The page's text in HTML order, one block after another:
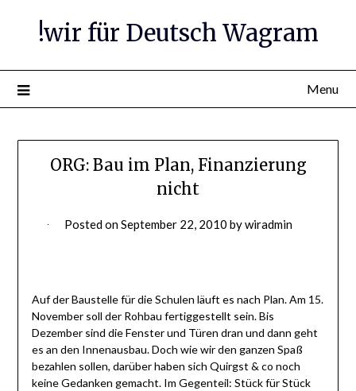
!wir für Deutsch Wagram
Menu
ORG: Bau im Plan, Finanzierung
nicht
Posted onSeptember 22, 2010 bywiradmin
Auf der Baustelle für die Schulen läuft es nach Plan. Am 15.
November soll der Rohbau fertiggestellt sein. Bis
Dezember sind die Fenster und Türen dran und dann geht
es an den Innenausbau. Doch wie wir den ganzen Spaß
bezahlen sollen, darüber haben sich Quirgst & co noch
keine Gedanken gemacht. Im Gegenteil: Stück für Stück